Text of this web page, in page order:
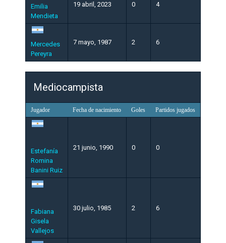
Emilia
Mendieta
19 abril, 2023 0 4
Mercedes
Pereyra
7 mayo, 1987 2 6
Mediocampista
Jugador Fecha de nacimiento Goles Partidos jugados
Estefanía
Romina
Banini Ruiz
21 junio, 1990 0 0
Fabiana
Gisela
Vallejos
30 julio, 1985 2 6